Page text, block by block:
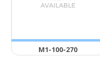
Μ1-100-270